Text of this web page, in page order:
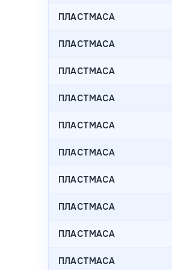
ПЛАСТМАСА
ПЛАСТМАСА
ПЛАСТМАСА
ПЛАСТМАСА
ПЛАСТМАСА
ПЛАСТМАСА
ПЛАСТМАСА
ПЛАСТМАСА
ПЛАСТМАСА
ПЛАСТМАСА